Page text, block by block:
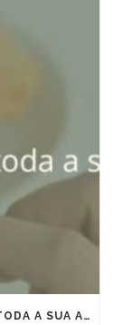
O SIMULADOR DO INSS NÃO MOSTRA TODA A SUA APOSENTADORIA